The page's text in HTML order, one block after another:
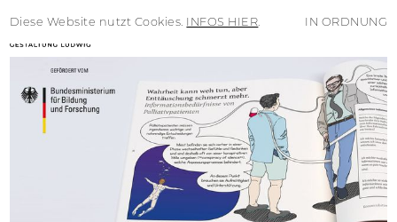
DE EN
GRAPHIC
TEXTBOOK
Diese Website nutzt Cookies. INFOS HIER. IN ORDNUNG